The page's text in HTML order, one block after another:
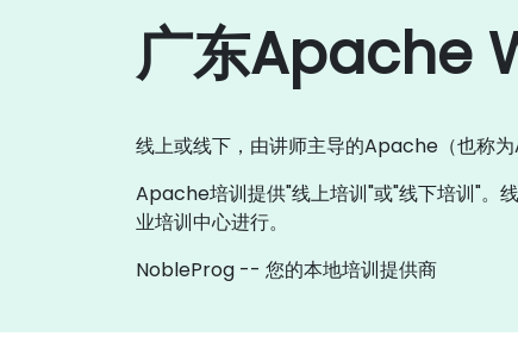
广东Apache
线上或线下，由讲师主导的Apache（也称
Apache培训提供"线上培训"或"线下培训"。
业培训中心进行。
NobleProg -- 您的本地培训提供商